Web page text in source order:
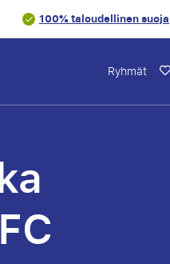
100% taloudellinen suoja
Ryhmät